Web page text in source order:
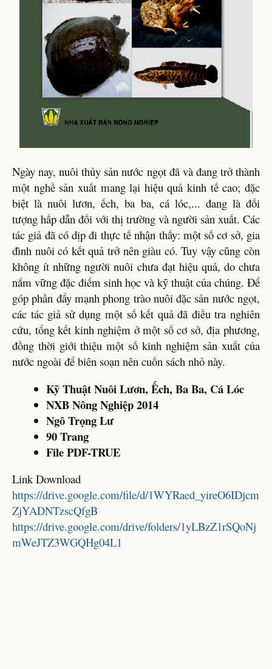
Ngày nay, nuôi thủy sản nước ngọt đã và đang trở thành
một nghề sản xuất mang lại hiệu quả kinh tế cao; đặc
biệt là nuôi lươn, ếch, ba ba, cá lóc,... đang là đối
tượng hấp dẫn đối với thị trường và người sản xuất. Các
tác giả đã có dịp đi thực tế nhận thấy: một số cơ sở, gia
đình nuôi có kết quả trở nên giàu có. Tuy vậy cũng còn
không ít những người nuôi chưa đạt hiệu quả, do chưa
nắm vững đặc điểm sinh học và kỹ thuật của chúng. Để
góp phần đẩy mạnh phong trào nuôi đặc sản nước ngọt,
các tác giả sử dụng một số kết quả đã điều tra nghiên
cứu, tổng kết kinh nghiệm ở một số cơ sở, địa phương,
đồng thời giới thiệu một số kinh nghiệm sản xuất của
nước ngoài để biên soạn nên cuốn sách nhỏ này.
Kỹ Thuật Nuôi Lươn, Ếch, Ba Ba, Cá Lóc
NXB Nông Nghiệp 2014
Ngô Trọng Lư
90 Trang
File PDF-TRUE
Link Download
https://drive.google.com/file/d/1WYRaed_yireO6IDjcm
ZjYADNTzscQfgB
https://drive.google.com/drive/folders/1yLBzZ1rSQoNj
mWeJTZ3WGQHg04L1